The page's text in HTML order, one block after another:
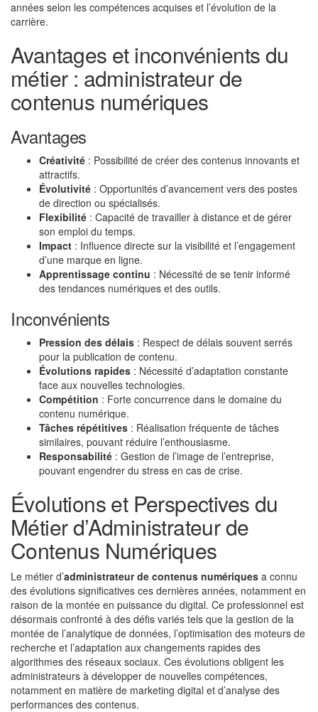
années selon les compétences acquises et l’évolution de la
carrière.
Avantages et inconvénients du
métier : administrateur de
contenus numériques
Avantages
Créativité : Possibilité de créer des contenus innovants et
attractifs.
Évolutivité : Opportunités d’avancement vers des postes
de direction ou spécialisés.
Flexibilité : Capacité de travailler à distance et de gérer
son emploi du temps.
Impact : Influence directe sur la visibilité et l’engagement
d’une marque en ligne.
Apprentissage continu : Nécessité de se tenir informé
des tendances numériques et des outils.
Inconvénients
Pression des délais : Respect de délais souvent serrés
pour la publication de contenu.
Évolutions rapides : Nécessité d’adaptation constante
face aux nouvelles technologies.
Compétition : Forte concurrence dans le domaine du
contenu numérique.
Tâches répétitives : Réalisation fréquente de tâches
similaires, pouvant réduire l’enthousiasme.
Responsabilité : Gestion de l’image de l’entreprise,
pouvant engendrer du stress en cas de crise.
Évolutions et Perspectives du
Métier d’Administrateur de
Contenus Numériques
Le métier d’administrateur de contenus numériques a connu
des évolutions significatives ces dernières années, notamment en
raison de la montée en puissance du digital. Ce professionnel est
désormais confronté à des défis variés tels que la gestion de la
montée de l’analytique de données, l’optimisation des moteurs de
recherche et l’adaptation aux changements rapides des
algorithmes des réseaux sociaux. Ces évolutions obligent les
administrateurs à développer de nouvelles compétences,
notamment en matière de marketing digital et d’analyse des
performances des contenus.